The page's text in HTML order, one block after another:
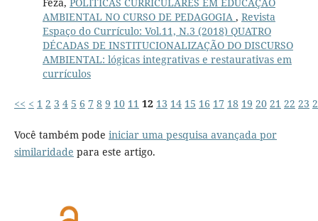
Feza, POLÍTICAS CURRICULARES EM EDUCAÇÃO
AMBIENTAL NO CURSO DE PEDAGOGIA , Revista
Espaço do Currículo: Vol.11, N.3 (2018) QUATRO
DÉCADAS DE INSTITUCIONALIZAÇÃO DO DISCURSO
AMBIENTAL: lógicas integrativas e restaurativas em
currículos
<< < 1 2 3 4 5 6 7 8 9 10 11 12 13 14 15 16 17 18 19 20 21 22 23
Você também pode iniciar uma pesquisa avançada por
similaridade para este artigo.